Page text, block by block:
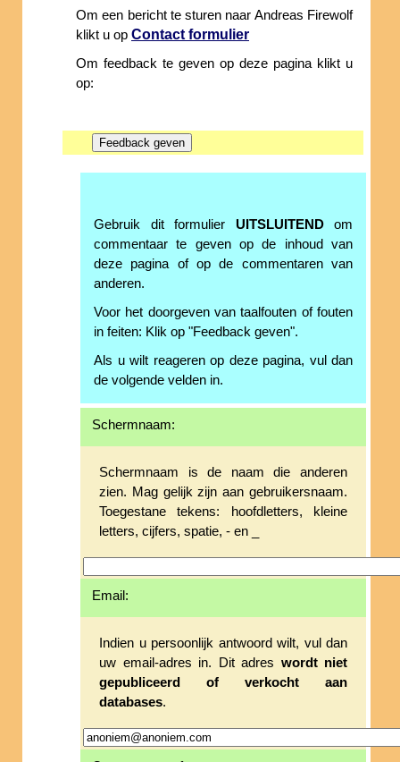
Om een bericht te sturen naar Andreas Firewolf
klikt u op Contact formulier
Om feedback te geven op deze pagina klikt u
op:
Gebruik dit formulier UITSLUITENDom
commentaar te geven op de inhoud van
deze pagina of op de commentaren van
anderen.
Voor het doorgeven van taalfouten of fouten
in feiten: Klik op "Feedback geven".
Als u wilt reageren op deze pagina, vul dan
de volgende velden in.
Schermnaam:
Schermnaam is de naam die anderen
zien. Mag gelijk zijn aan gebruikersnaam.
Toegestane tekens: hoofdletters, kleine
letters, cijfers, spatie, - en _
Email:
Indien u persoonlijk antwoord wilt, vul dan
uw email-adres in. Dit adres wordt niet
gepubliceerd of verkocht aan
databases.